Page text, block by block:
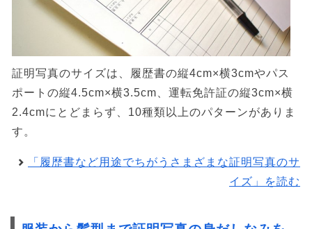
証明写真のサイズは、履歴書の縦4cm×横3cmやパス
ポートの縦4.5cm×横3.5cm、運転免許証の縦3cm×横
2.4cmにとどまらず、10種類以上のパターンがありま
す。
「履歴書など用途でちがうさまざまな証明写真のサ
イズ」を読む